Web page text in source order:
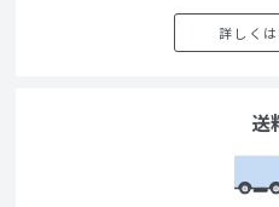
詳しく
送